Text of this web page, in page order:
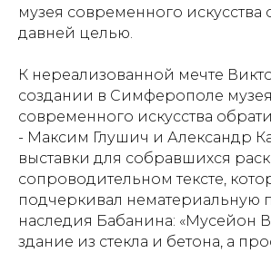
музея современного искусства
давней целью.
К нереализованной мечте
создании в Симферополе музея
современного искусства
- Максим Глушич и Александр
выставки для собравшихся
сопроводительном тексте,
подчеркивал нематериальную
наследия Бабанина: «Мусейон
здание из стекла и бетона, а